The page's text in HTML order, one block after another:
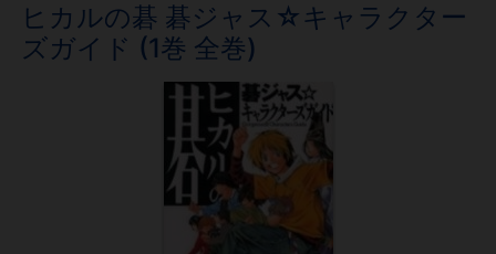
ヒカルの碁 碁ジャス☆キャラクター
ズガイド (1巻 全巻)